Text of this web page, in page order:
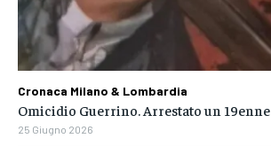
Cronaca Milano & Lombardia
Omicidio Guerrino. Arrestato un 19enne
25 Giugno 2026